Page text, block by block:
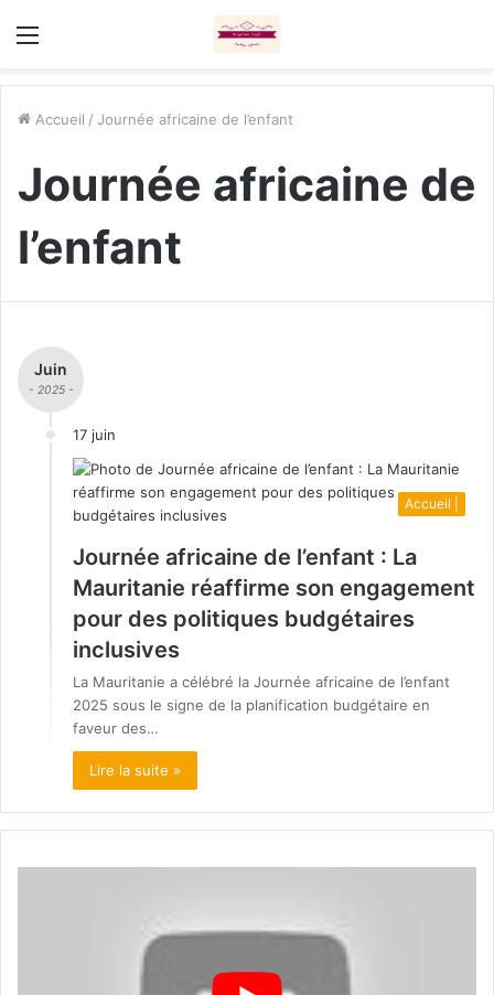
Menu
Accueil / Journée africaine de l’enfant
Journée africaine de
l’enfant
Juin
- 2025 -
17 juin
Accueil |
Journée africaine de l’enfant : La
Mauritanie réaffirme son engagement
pour des politiques budgétaires
inclusives
La Mauritanie a célébré la Journée africaine de l’enfant
2025 sous le signe de la planification budgétaire en
faveur des…
Lire la suite »